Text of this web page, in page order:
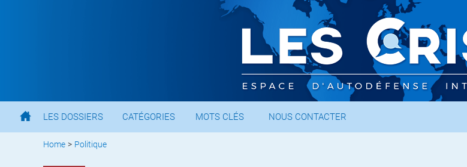
LES DOSSIERS CATÉGORIES MOTS CLÉS NOUS CONTACTER
Home > Politique